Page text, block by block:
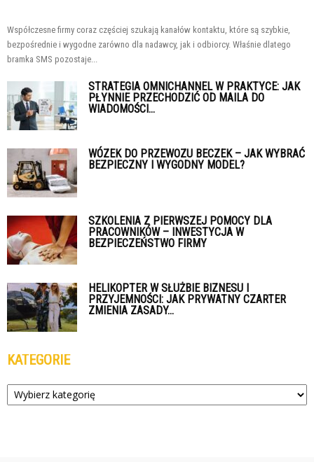
Współczesne firmy coraz częściej szukają kanałów kontaktu, które są szybkie,
bezpośrednie i wygodne zarówno dla nadawcy, jak i odbiorcy. Właśnie dlatego
bramka SMS pozostaje...
STRATEGIA OMNICHANNEL W PRAKTYCE: JAK
PŁYNNIE PRZECHODZIĆ OD MAILA DO
WIADOMOŚCI...
WÓZEK DO PRZEWOZU BECZEK – JAK WYBRAĆ
BEZPIECZNY I WYGODNY MODEL?
SZKOLENIA Z PIERWSZEJ POMOCY DLA
PRACOWNIKÓW – INWESTYCJA W
BEZPIECZEŃSTWO FIRMY
HELIKOPTER W SŁUŻBIE BIZNESU I
PRZYJEMNOŚCI: JAK PRYWATNY CZARTER
ZMIENIA ZASADY...
KATEGORIE
Kategorie